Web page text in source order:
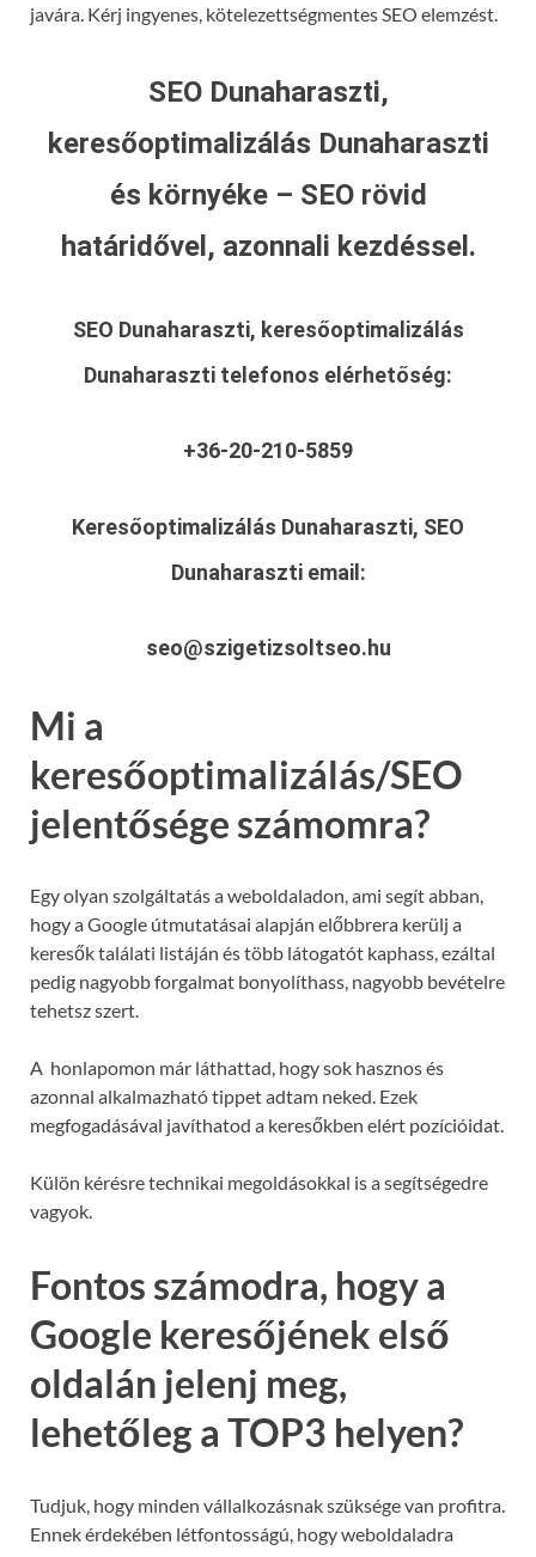
javára. Kérj ingyenes, kötelezettségmentes SEO elemzést.
SEO Dunaharaszti,
keresőoptimalizálás Dunaharaszti
és környéke – SEO rövid
határidővel, azonnali kezdéssel.
SEO Dunaharaszti, keresőoptimalizálás
Dunaharaszti telefonos elérhetőség:
+36-20-210-5859
Keresőoptimalizálás Dunaharaszti, SEO
Dunaharaszti email:
seo@szigetizsoltseo.hu
Mi a
keresőoptimalizálás/SEO
jelentősége számomra?
Egy olyan szolgáltatás a weboldaladon, ami segít abban,
hogy a Google útmutatásai alapján előbbrera kerülj a
keresők találati listáján és több látogatót kaphass, ezáltal
pedig nagyobb forgalmat bonyolíthass, nagyobb bevételre
tehetsz szert.
A honlapomon már láthattad, hogy sok hasznos és
azonnal alkalmazható tippet adtam neked. Ezek
megfogadásával javíthatod a keresőkben elért pozícióidat.
Külön kérésre technikai megoldásokkal is a segítségedre
vagyok.
Fontos számodra, hogy a
Google keresőjének első
oldalán jelenj meg,
lehetőleg a TOP3 helyen?
Tudjuk, hogy minden vállalkozásnak szüksége van profitra.
Ennek érdekében létfontosságú, hogy weboldaladra